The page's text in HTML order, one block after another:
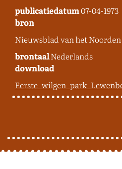
publicatiedatum07-04-1973
bron
Nieuwsblad van het Noorden
brontaalNederlands
download